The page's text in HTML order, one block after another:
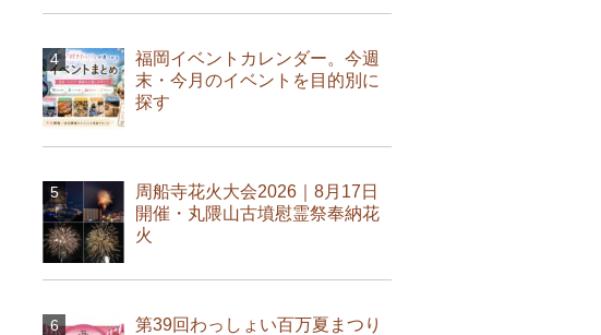
福岡イベントカレンダー。今週
末・今月のイベントを目的別に
探す
周船寺花火大会2026｜8月17日
開催・丸隈山古墳慰霊祭奉納花
火
第39回わっしょい百万夏まつり